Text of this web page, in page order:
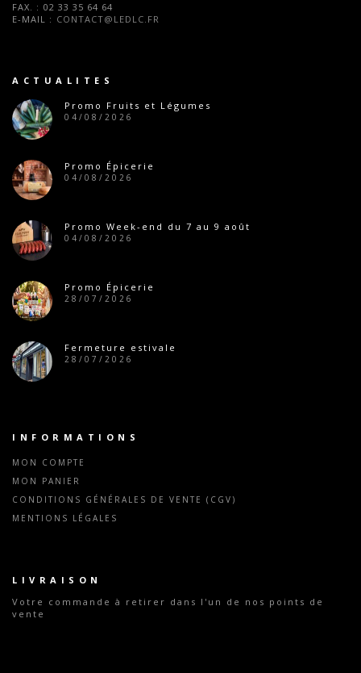
FAX. : 02 33 35 64 64
E-MAIL : CONTACT@LEDLC.FR
ACTUALITES
Promo Fruits et Légumes
04/08/2026
Promo Épicerie
04/08/2026
Promo Week-end du 7 au 9 août
04/08/2026
Promo Épicerie
28/07/2026
Fermeture estivale
28/07/2026
INFORMATIONS
MON COMPTE
MON PANIER
CONDITIONS GÉNÉRALES DE VENTE (CGV)
MENTIONS LÉGALES
LIVRAISON
Votre commande à retirer dans l'un de nos points de
vente